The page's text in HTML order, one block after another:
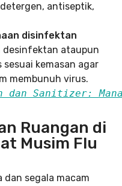
antiseptik,
disinfektan
desinfektan ataupun
kemasan agar
membunuh virus.
dan Sanitizer:
Ruangan di
Musim Flu
dan segala macam